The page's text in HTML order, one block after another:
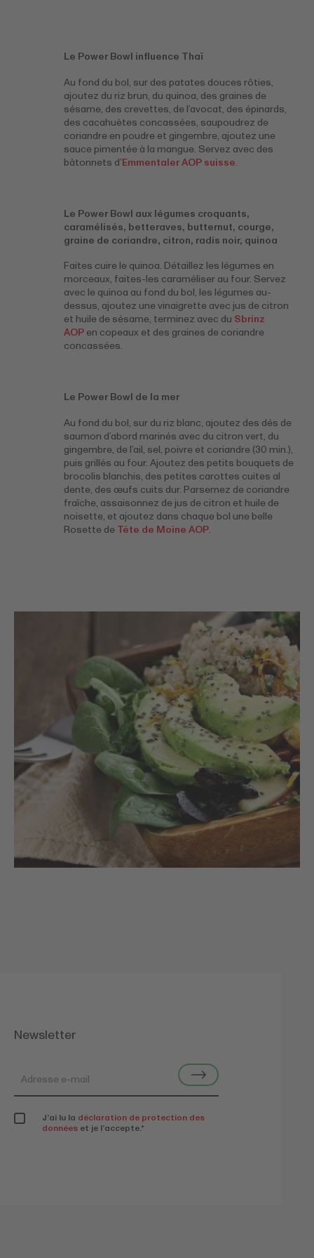
Le Power Bowl influence Thaï
Au fond du bol, sur des patates douces rôties,
ajoutez du riz brun, du quinoa, des graines de
sésame, des crevettes, de l’avocat, des épinards,
des cacahuètes concassées, saupoudrez de
coriandre en poudre et gingembre, ajoutez une
sauce pimentée à la mangue. Servez avec des
bâtonnets d’Emmentaler AOP suisse.
Le Power Bowl aux légumes croquants,
caramélisés, betteraves, butternut, courge,
graine de coriandre, citron, radis noir, quinoa
Faites cuire le quinoa. Détaillez les légumes en
morceaux, faites-les caraméliser au four. Servez
avec le quinoa au fond du bol, les légumes au-
dessus, ajoutez une vinaigrette avec jus de citron
et huile de sésame, terminez avec du Sbrinz
AOP en copeaux et des graines de coriandre
concassées.
Le Power Bowl de la mer
Au fond du bol, sur du riz blanc, ajoutez des dés de
saumon d’abord marinés avec du citron vert, du
gingembre, de l’ail, sel, poivre et coriandre (30 min.),
puis grillés au four. Ajoutez des petits bouquets de
brocolis blanchis, des petites carottes cuites al
dente, des œufs cuits dur. Parsemez de coriandre
fraîche, assaisonnez de jus de citron et huile de
noisette, et ajoutez dans chaque bol une belle
Rosette de Tête de Moine AOP.
Newsletter
J’ai lu la déclaration de protection des
données et je l’accepte.*